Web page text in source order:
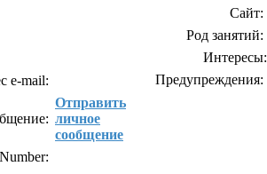
Сайт:
Род занятий:
Интересы:
Предупреждения:
e-mail:
Отправить
личное
сообщение